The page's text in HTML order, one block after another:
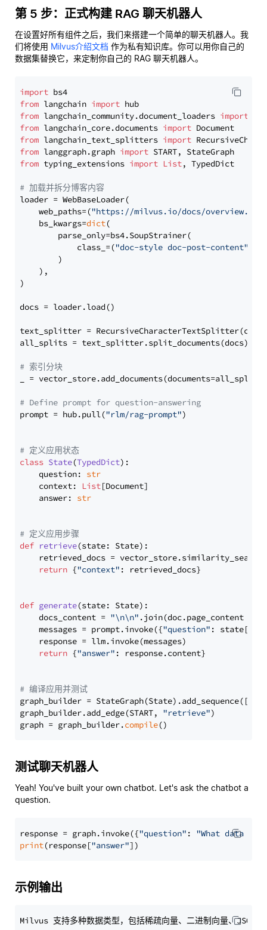
第 5 步：正式构建 RAG 聊天机器人
在设置好所有组件之后，我们来搭建一个简单的聊天机器人。我
们将使用 Milvus介绍文档 作为私有知识库。你可以用你自己的
数据集替换它，来定制你自己的 RAG 聊天机器人。
import
from langchain import
from langchain_community.document_loaders import
from langchain_core.documents import
from langchain_text_splitters import
from langgraph.graph import
from typing_extensions import List, TypedDict
# 加载并拆分博客内容
loader = WebBaseLoader(
    web_paths=(
"https://milvus.io/docs/overview.md"
    bs_kwargs=
dict(
        parse_only=bs4.SoupStrainer(
            class_=(
"doc-style doc-post-content"
        )
    ),
)
docs = loader.load()
text_splitter =
all_splits = text_splitter.split_documents(docs)
# 索引分块
_ = vector_store.add_documents(documents=all_splits)
# Define prompt for question-answering
prompt = hub.pull("rlm/rag-prompt")
# 定义应用状态
class State(TypedDict):
    question:
str
    context:
List[Document]
    answer:
str
# 定义应用步骤
def retrieve(state: State):
retrieved_docs =
return {"context" : retrieved_docs}
def generate(state: State):
    docs_content =
"\n\n" .join(doc.page_content
    messages = prompt.invoke({
"question" : state[
    response = llm.invoke(messages)
return {"answer" : response.content}
# 编译应用并测试
graph_builder =
graph_builder.add_edge(START, "retrieve")
graph = graph_builder.compile
测试聊天机器人
Yeah! You've built your own chatbot. Let's ask the chatbot a
question.
response = graph.invoke({"question" : "What data
print(response["answer"
示例输出